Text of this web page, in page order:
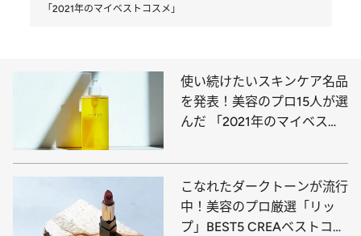
「2021年のマイベストコスメ」
使い続けたいスキンケア名品
を発表！美容のプロ15人が選
んだ 「2021年のマイベスト
こなれたダークトーンが流行
中！美容のプロ厳選「リッ
プ」BEST5 CREAベストコス